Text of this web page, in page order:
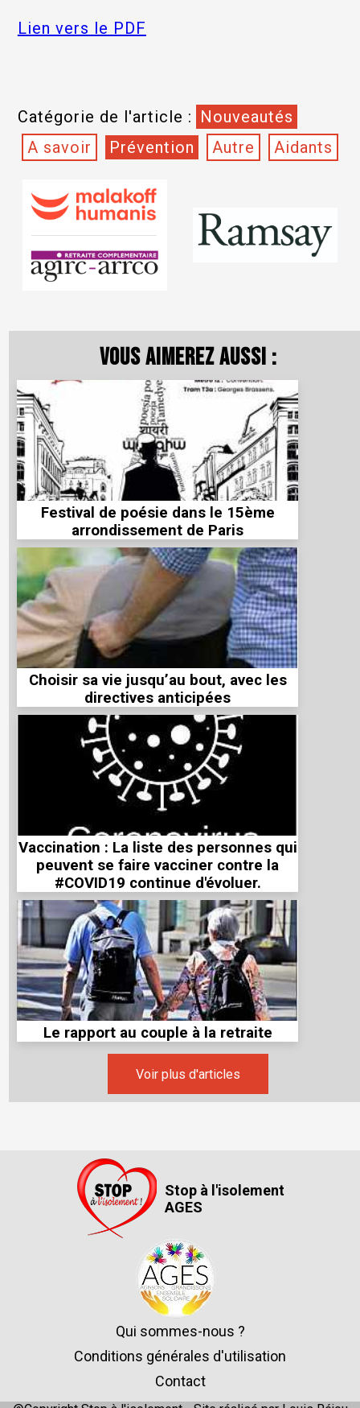
Lien vers le PDF
Catégorie de l'article : Nouveautés
A savoir
Prévention Autre Aidants
Vous aimerez aussi :
Festival de poésie dans le 15ème
arrondissement de Paris
Choisir sa vie jusqu’au bout, avec les
directives anticipées
Vaccination : La liste des personnes qui
peuvent se faire vacciner contre la
#COVID19 continue d'évoluer.
Le rapport au couple à la retraite
Voir plus d'articles
Stop à l'isolement
AGES
Qui sommes-nous ?
Conditions générales d'utilisation
Contact